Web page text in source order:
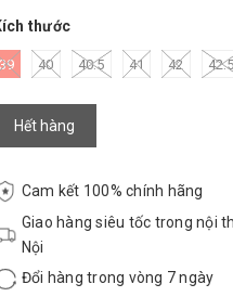
thước
39 40 40.5 41 42 42.5
Hết hàng
Cam kết 100% chính hãng
Giao hàng siêu tốc trong nội
Nội
Đổi hàng trong vòng 7 ngày